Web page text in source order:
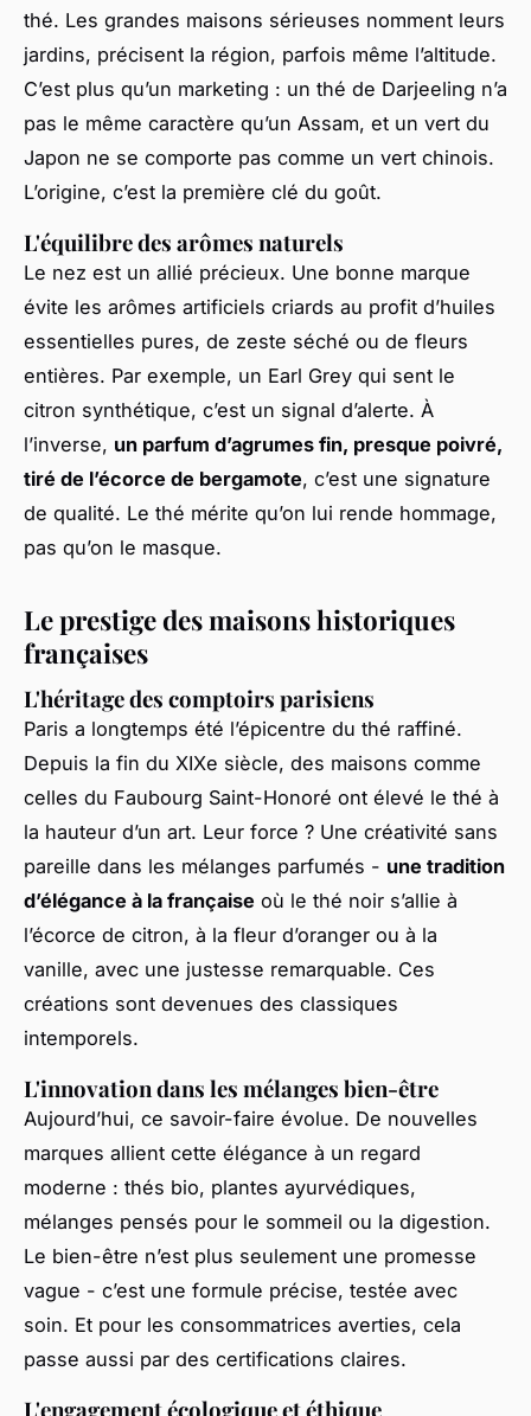
thé. Les grandes maisons sérieuses nomment leurs
jardins, précisent la région, parfois même l’altitude.
C’est plus qu’un marketing : un thé de Darjeeling n’a
pas le même caractère qu’un Assam, et un vert du
Japon ne se comporte pas comme un vert chinois.
L’origine, c’est la première clé du goût.
L'équilibre des arômes naturels
Le nez est un allié précieux. Une bonne marque
évite les arômes artificiels criards au profit d’huiles
essentielles pures, de zeste séché ou de fleurs
entières. Par exemple, un Earl Grey qui sent le
citron synthétique, c’est un signal d’alerte. À
l’inverse, un parfum d’agrumes fin, presque poivré,
tiré de l’écorce de bergamote, c’est une signature
de qualité. Le thé mérite qu’on lui rende hommage,
pas qu’on le masque.
Le prestige des maisons historiques
françaises
L'héritage des comptoirs parisiens
Paris a longtemps été l’épicentre du thé raffiné.
Depuis la fin du XIXe siècle, des maisons comme
celles du Faubourg Saint-Honoré ont élevé le thé à
la hauteur d’un art. Leur force ? Une créativité sans
pareille dans les mélanges parfumés - une tradition
d’élégance à la française où le thé noir s’allie à
l’écorce de citron, à la fleur d’oranger ou à la
vanille, avec une justesse remarquable. Ces
créations sont devenues des classiques
intemporels.
L'innovation dans les mélanges bien-être
Aujourd’hui, ce savoir-faire évolue. De nouvelles
marques allient cette élégance à un regard
moderne : thés bio, plantes ayurvédiques,
mélanges pensés pour le sommeil ou la digestion.
Le bien-être n’est plus seulement une promesse
vague - c’est une formule précise, testée avec
soin. Et pour les consommatrices averties, cela
passe aussi par des certifications claires.
L'engagement écologique et éthique